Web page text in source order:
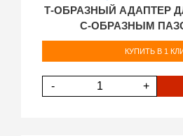
Т-ОБРАЗНЫЙ АДАПТЕР
С-ОБРАЗНЫМ
КУПИТЬ В 1
- +